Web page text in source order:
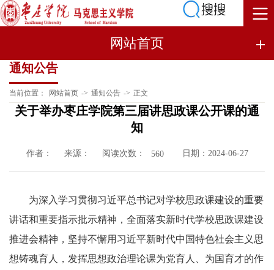
网站首页
通知公告
当前位置： 网站首页 -> 通知公告 -> 正文
关于举办枣庄学院第三届讲思政课公开课的通
知
作者： 来源： 阅读次数： 560 日期：2024-06-27
为深入学习贯彻习近平总书记对学校思政课建设的重要
讲话和重要指示批示精神，全面落实新时代学校思政课建设
推进会精神，坚持不懈用习近平新时代中国特色社会主义思
想铸魂育人，发挥思想政治理论课为党育人、为国育才的作